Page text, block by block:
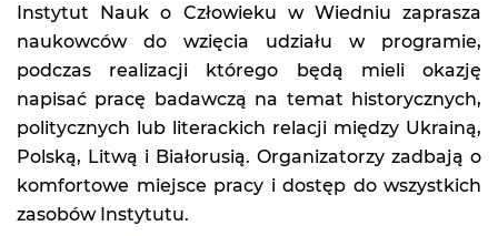
Instytut Nauk o Człowieku w Wiedniu zaprasza
naukowców do wzięcia udziału w programie,
podczas realizacji którego będą mieli okazję
napisać pracę badawczą na temat historycznych,
politycznych lub literackich relacji między Ukrainą,
Polską, Litwą i Białorusią. Organizatorzy zadbają o
komfortowe miejsce pracy i dostęp do wszystkich
zasobów Instytutu.